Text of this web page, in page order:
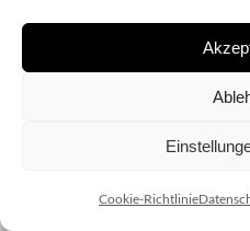
Cookie-Richtlinie
Copyright 2020
|